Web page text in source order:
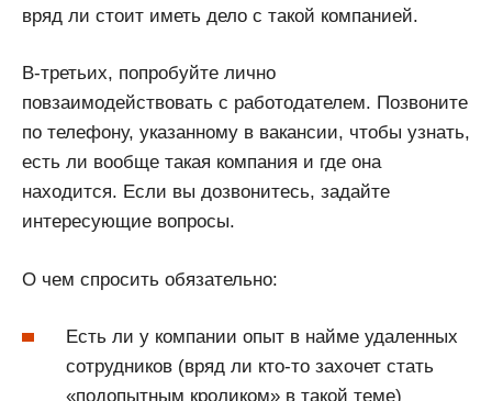
вряд ли стоит иметь дело с такой компанией.
В-третьих, попробуйте лично
повзаимодействовать с работодателем. Позвоните
по телефону, указанному в вакансии, чтобы узнать,
есть ли вообще такая компания и где она
находится. Если вы дозвонитесь, задайте
интересующие вопросы.
О чем спросить обязательно:
Есть ли у компании опыт в найме удаленных
сотрудников (вряд ли кто-то захочет стать
«подопытным кроликом» в такой теме)